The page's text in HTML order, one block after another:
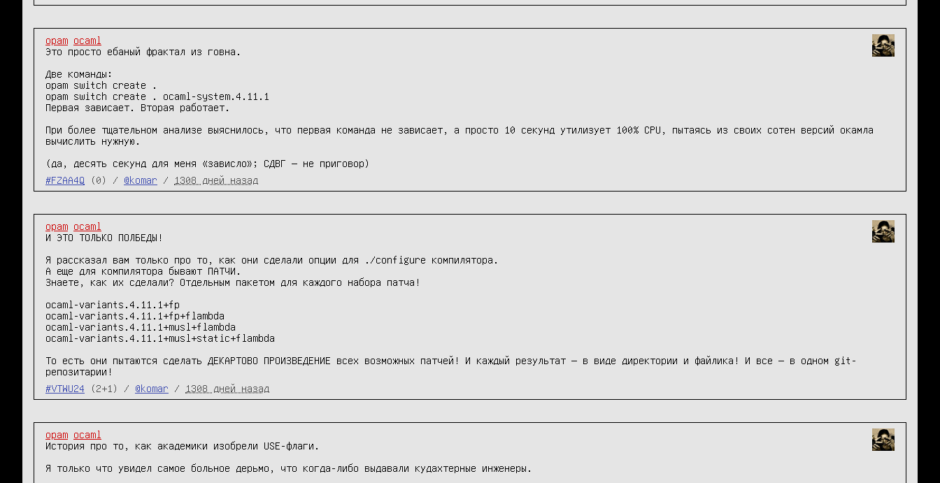
opam ocaml
Это просто ебаный фрактал из говна.
Две команды:
opam switch create .
opam switch create . ocaml-system.4.11.1
Первая зависает. Вторая работает.
При более тщательном анализе выяснилось, что первая команда не зависает, а просто 10 секунд утилизует 100% CPU, пытаясь из своих сотен версий окамла
вычислить нужную.
(да, десять секунд для меня «зависло»; СДВГ — не приговор)
#FZAA4Q
(0) / @komar / 1308 дней назад
opam ocaml
И ЭТО ТОЛЬКО ПОЛБЕДЫ!
Я рассказал вам только про то, как они сделали опции для ./configure компилятора.
А еще для компилятора бывают ПАТЧИ.
Знаете, как их сделали? Отдельным пакетом для каждого набора патча!
ocaml-variants.4.11.1+fp
ocaml-variants.4.11.1+fp+flambda
ocaml-variants.4.11.1+musl+flambda
ocaml-variants.4.11.1+musl+static+flambda
То есть они пытаются сделать ДЕКАРТОВО ПРОИЗВЕДЕНИЕ всех возможных патчей! И каждый результат — в виде директории и файлика! И все — в одном git-
репозитарии!
#VTWU24
(2+1) / @komar / 1308 дней назад
opam ocaml
История про то, как академики изобрели USE-флаги.
Я только что увидел самое больное дерьмо, что когда-либо выдавали кудахтерные инженеры.